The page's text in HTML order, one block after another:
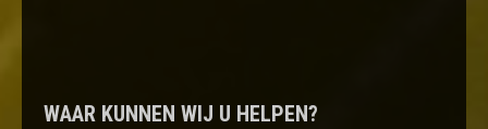
WAAR KUNNEN WIJ U HELPEN?